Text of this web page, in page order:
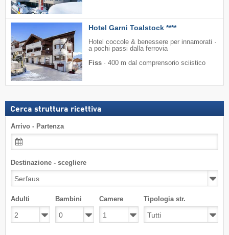
Hotel Garni Toalstock ****
Hotel coccole & benessere per innamorati ·
a pochi passi dalla ferrovia
Fiss · 400 m dal comprensorio sciistico
Cerca struttura ricettiva
Arrivo - Partenza
Destinazione - scegliere
Adulti Bambini Camere Tipologia str.